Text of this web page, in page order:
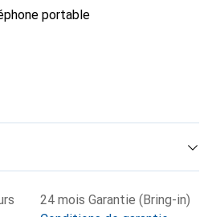
portable
24 mois Garantie (Bring-in)